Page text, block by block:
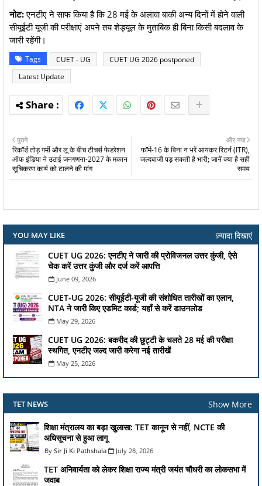
नोट:एनटीए ने साफ किया है कि 28 मई के अलावा बाकी अन्य दिनों में होने वाली
सीयूईटी यूजी की परीक्षाएं अपने तय शेड्यूल के मुताबिक ही बिना किसी बदलाव के
जारी रहेंगी।
Tags CUET - UG
CUET UG 2026 postponed
Latest Update
और नया
फॉर्म-16 के बिना न भरें आयकर रिटर्न (ITR),
जल्दबाजी पड़ सकती है भारी; जानें क्या है सही
समय
पुराने
रिकॉर्ड तोड़ गर्मी और लू के बीच टीचर्स फेडरेशन
ऑफ इंडिया ने उठाई जनगणना-2027 के मकान
सूचिकरण कार्य को टालने की मांग
YOU MAY LIKE
ज़्यादा दिखाएं
CUET UG 2026: एनटीए ने जारी की प्रोविजनल उत्तर कुंजी, ऐसे
चेक करें उत्तर कुंजी और दर्ज करें आपत्ति
June 09, 2026
CUET-UG 2026: सीयूईटी-यूजी की संशोधित तारीखों का एलान,
NTA ने जारी किए एडमिट कार्ड; यहाँ से करें डाउनलोड
May 29, 2026
CUET UG 2026: बकरीद की छुट्टी के चलते 28 मई की परीक्षा
स्थगित, एनटीए जल्द जारी करेगा नई तारीखें
May 25, 2026
TET NEWS Show More
शिक्षा मंत्रालय का बड़ा खुलासा: TET कानून से नहीं, NCTE की
अधिसूचना से हुआ लागू
Sir Ji Ki Pathshala July 28, 2026
TET अनिवार्यता को लेकर शिक्षा राज्य मंत्री जयंत चौधरी का लोकसभा में
जवाब